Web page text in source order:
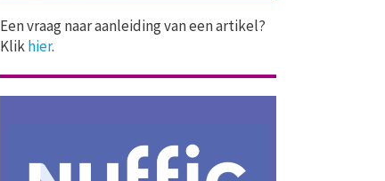
Een vraag naar aanleiding van een artikel?
Klikhier.